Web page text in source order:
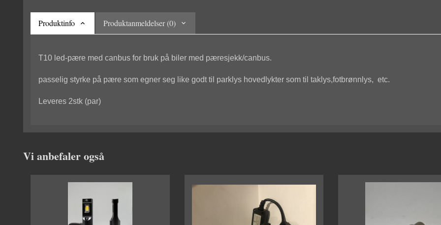
Produktinfo Produktanmeldelser (0)
T10 led-pære med canbus for bruk på biler med pæresjekk/canbus.
passelig styrke på pære som egner seg like godt til parklys hovedlykter som til taklys,fotbrønnlys, etc.
Leveres 2stk (par)
Vi anbefaler også